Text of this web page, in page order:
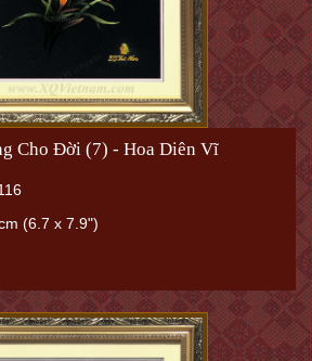
Cho Đời (7) - Hoa Diên Vĩ
(6.7 x 7.9")